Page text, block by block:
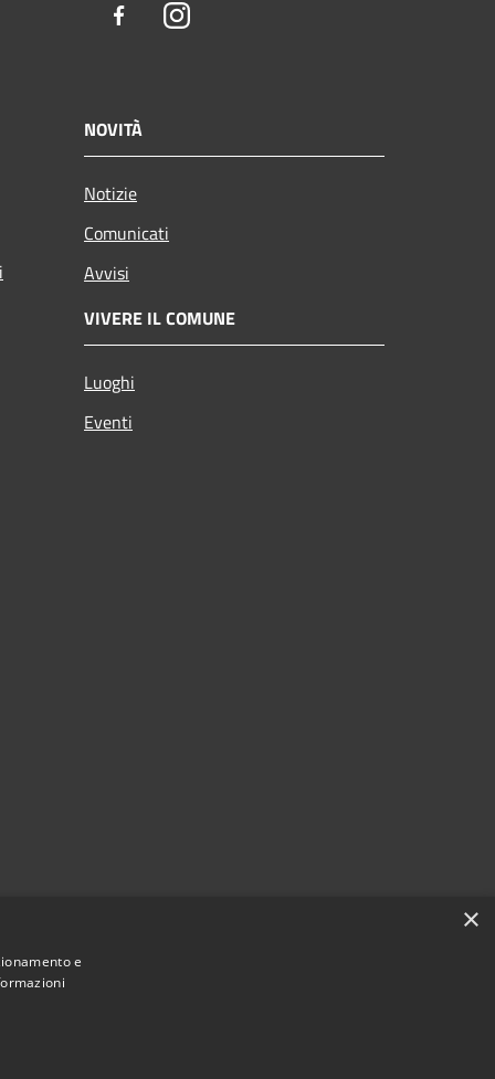
FacebookInstagram
NOVITÀ
Notizie
Comunicati
Avvisi
VIVERE IL COMUNE
Luoghi
Eventi
×
e